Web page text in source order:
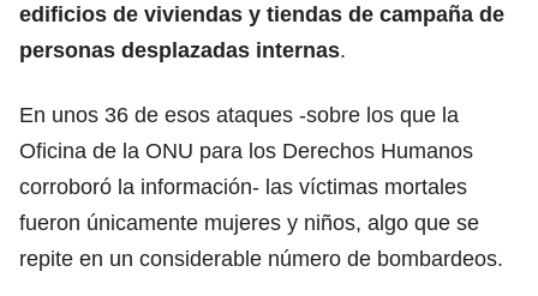
edificios de viviendas y tiendas de campaña de
personas desplazadas internas.
En unos 36 de esos ataques -sobre los que la
Oficina de la ONU para los Derechos Humanos
corroboró la información- las víctimas mortales
fueron únicamente mujeres y niños, algo que se
repite en un considerable número de bombardeos.